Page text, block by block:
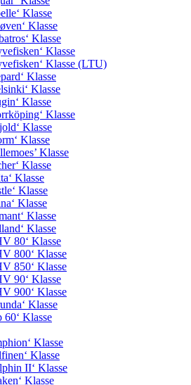
Klasse
Klasse
Klasse
Klasse
Klasse (LTU)
Klasse
Klasse
Klasse
Klasse
Klasse
Klasse
Klasse
Klasse
Klasse
Klasse
Klasse
Klasse
Klasse
80‘ Klasse
800‘ Klasse
850‘ Klasse
90‘ Klasse
900‘ Klasse
Klasse
60‘ Klasse
Klasse
Klasse
II‘ Klasse
Klasse